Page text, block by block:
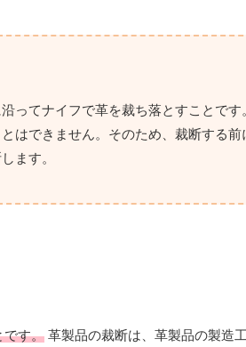
ってナイフで革を裁ち落とすことで
はできません。そのため、裁断する
ます。
です。 革製品の裁断は、革製品の製造